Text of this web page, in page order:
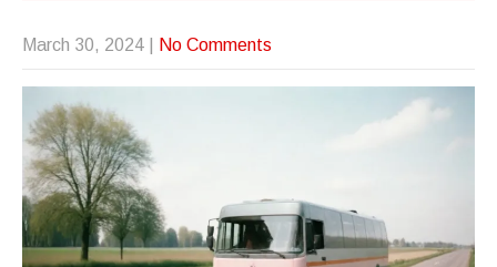
March 30, 2024 No Comments